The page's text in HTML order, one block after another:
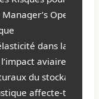
dans la
aviaire est-
du stockage de
affecte-t-elle la